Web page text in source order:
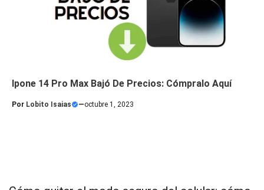
Ipone 14 Pro Max Bajó De Precios: Cómpralo Aquí
Por Lobito Isaias —octubre 1, 2023